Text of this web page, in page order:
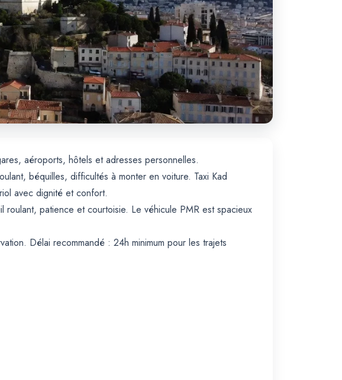
aéroports, hôtels et adresses personnelles.
béquilles, difficultés à monter en voiture. Taxi Kad
avec dignité et confort.
patience et courtoisie. Le véhicule PMR est spacieux
Délai recommandé : 24h minimum pour les trajets